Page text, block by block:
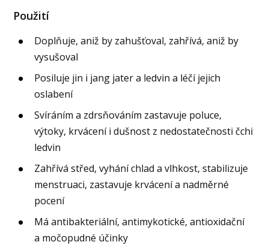
Použití
Doplňuje, aniž by zahušťoval, zahřívá, aniž by
vysušoval
Posiluje jin i jang jater a ledvin a léčí jejich
oslabení
Svíráním a zdrsňováním zastavuje poluce,
výtoky, krvácení i dušnost z nedostatečnosti čchi
ledvin
Zahřívá střed, vyhání chlad a vlhkost, stabilizuje
menstruaci, zastavuje krvácení a nadměrné
pocení
Má antibakteriální, antimykotické, antioxidační
a močopudné účinky